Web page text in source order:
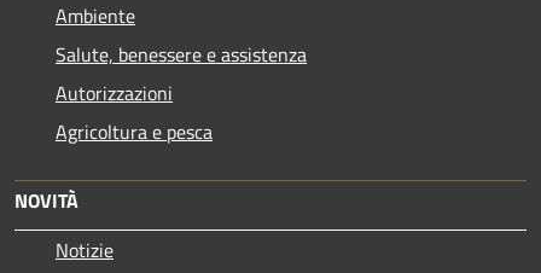
Ambiente
Salute, benessere e assistenza
Autorizzazioni
Agricoltura e pesca
NOVITÀ
Notizie